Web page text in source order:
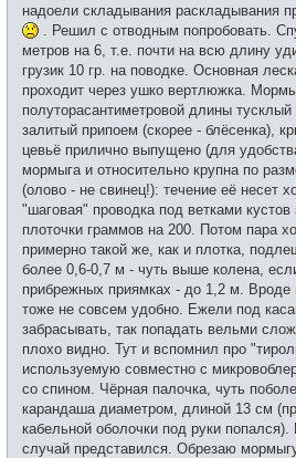
надоели складывания раскладывания
. Решил с отводным попробовать.
метров на 6, т.е. почти на всю длину
грузик 10 гр. на поводке. Основная
проходит через ушко вертлюжка.
полуторасантиметровой длины
залитый припоем (скорее - блёсенка),
цевьё прилично выпущено (для
мормыга и относительно крупна по
(олово - не свинец!): течение её несет
"шаговая" проводка под ветками
плоточки граммов на 200. Потом пара
примерно такой же, как и плотка,
более 0,6-0,7 м - чуть выше колена,
прибрежных приямках - до 1,2 м. Вроде
тоже не совсем удобно. Ежели под
забрасывать, так попадать вельми
плохо видно. Тут и вспомнил про
используемую совместно с
со спином. Чёрная палочка, чуть
карандаша диаметром, длиной 13 см
кабельной оболочки под руки
случай представился. Обрезаю